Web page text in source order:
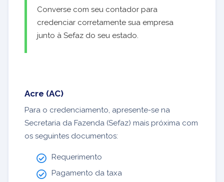
Converse com seu contador para
credenciar corretamente sua empresa
junto à Sefaz do seu estado.
Acre (AC)
Para o credenciamento, apresente-se na
Secretaria da Fazenda (Sefaz) mais próxima com
os seguintes documentos:
Requerimento
Pagamento da taxa